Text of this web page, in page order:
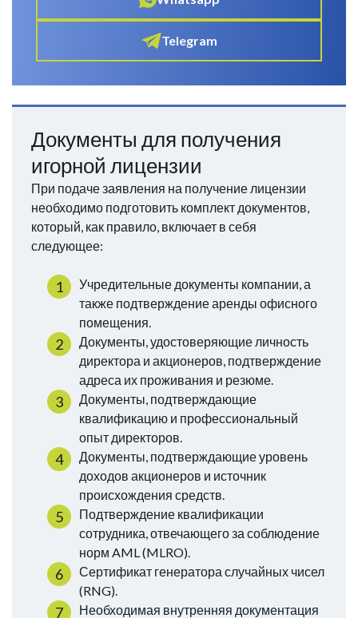
Telegram
Документы для получения
игорной лицензии
При подаче заявления на получение лицензии
необходимо подготовить комплект документов,
который, как правило, включает в себя
следующее:
Учредительные документы компании, а
также подтверждение аренды офисного
помещения.
Документы, удостоверяющие личность
директора и акционеров, подтверждение
адреса их проживания и резюме.
Документы, подтверждающие
квалификацию и профессиональный
опыт директоров.
Документы, подтверждающие уровень
доходов акционеров и источник
происхождения средств.
Подтверждение квалификации
сотрудника, отвечающего за соблюдение
норм AML (MLRO).
Сертификат генератора случайных чисел
(RNG).
Необходимая внутренняя документация